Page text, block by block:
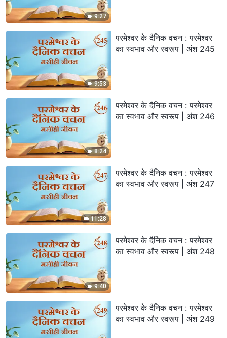
9:27
9:53
परमेश्वर के दैनिक वचन : परमेश्वर
का स्वभाव और स्वरूप | अंश 245
8:24
परमेश्वर के दैनिक वचन : परमेश्वर
का स्वभाव और स्वरूप | अंश 246
11:28
परमेश्वर के दैनिक वचन : परमेश्वर
का स्वभाव और स्वरूप | अंश 247
9:40
परमेश्वर के दैनिक वचन : परमेश्वर
का स्वभाव और स्वरूप | अंश 248
परमेश्वर के दैनिक वचन : परमेश्वर
का स्वभाव और स्वरूप | अंश 249